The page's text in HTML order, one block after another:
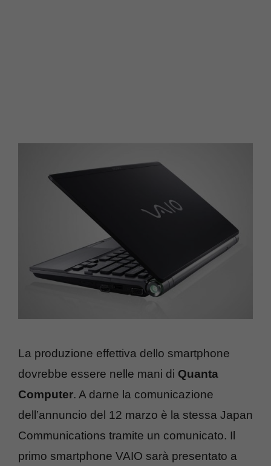
La produzione effettiva dello smartphone
dovrebbe essere nelle mani di Quanta
Computer. A darne la comunicazione
dell’annuncio del 12 marzo è la stessa Japan
Communications tramite un comunicato. Il
primo smartphone VAIO sarà presentato a